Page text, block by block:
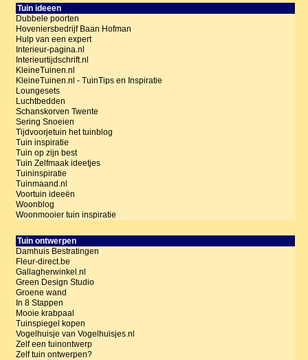
Tuin ideeen
Dubbele poorten
Hoveniersbedrijf Baan Hofman
Hulp van een expert
Interieur-pagina.nl
Interieurtijdschrift.nl
KleineTuinen.nl
KleineTuinen.nl - TuinTips en Inspiratie
Loungesets
Luchtbedden
Schanskorven Twente
Sering Snoeien
Tijdvoorjetuin het tuinblog
Tuin inspiratie
Tuin op zijn best
Tuin Zelfmaak ideetjes
Tuininspiratie
Tuinmaand.nl
Voortuin ideeën
Woonblog
Woonmooier tuin inspiratie
Tuin ontwerpen
Damhuis Bestratingen
Fleur-direct.be
Gallagherwinkel.nl
Green Design Studio
Groene wand
In 8 Stappen
Mooie krabpaal
Tuinspiegel kopen
Vogelhuisje van Vogelhuisjes.nl
Zelf een tuinontwerp
Zelf tuin ontwerpen?